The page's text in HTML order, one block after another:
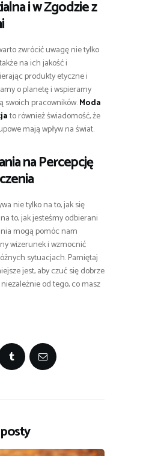
i w Zgodzie z
zwrócić uwagę nie tylko
na ich jakość i
produkty etyczne i
o planetę i wspieramy
swoich pracowników.Moda
to również świadomość, że
mają wpływ na świat.
na Percepcję
nie tylko na to, jak się
to, jak jesteśmy odbierani
mogą pomóc nam
wizerunek i wzmocnić
sytuacjach. Pamiętaj
jest, aby czuć się dobrze
od tego, co masz